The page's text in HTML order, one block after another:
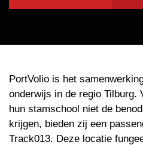
PortVolio is het
onderwijs in de regio Tilburg.
hun stamschool niet de
krijgen, bieden zij een
Track013. Deze locatie